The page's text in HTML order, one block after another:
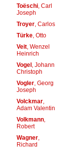
Toëschi, Carl
Joseph
Troyer, Carlos
Türke, Otto
Veit, Wenzel
Heinrich
Vogel, Johann
Christoph
Vogler, Georg
Joseph
Volckmar,
Adam Valentin
Volkmann,
Robert
Wagner,
Richard